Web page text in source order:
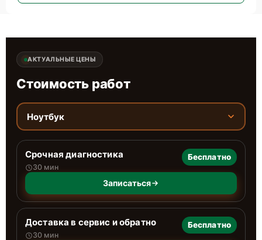
АКТУАЛЬНЫЕ ЦЕНЫ
Стоимость работ
Ноутбук
Срочная диагностика
30 мин
Бесплатно
Записаться
Доставка в сервис и обратно
30 мин
Бесплатно